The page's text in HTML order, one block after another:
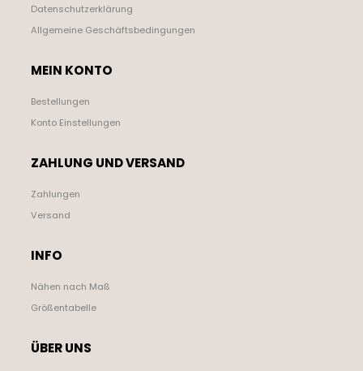
Datenschutzerklärung
Allgemeine Geschäftsbedingungen
MEIN KONTO
Bestellungen
Konto Einstellungen
ZAHLUNG UND VERSAND
Zahlungen
Versand
INFO
Nähen nach Maß
Größentabelle
ÜBER UNS